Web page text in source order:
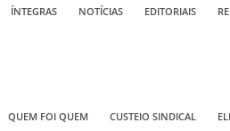
ÍNTEGRAS NOTÍCIAS EDITORIAIS
QUEM FOI QUEM CUSTEIO SINDICAL